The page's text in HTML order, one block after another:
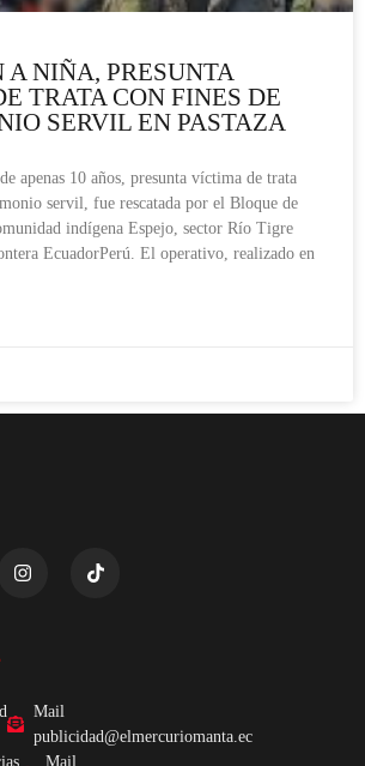
A NIÑA, PRESUNTA
TRATA CON FINES DE
SERVIL EN PASTAZA
apenas 10 años, presunta víctima de trata
servil, fue rescatada por el Bloque de
indígena Espejo, sector Río Tigre
EcuadorPerú. El operativo, realizado en
Mail
publicidad@elmercuriomanta.ec
Mail